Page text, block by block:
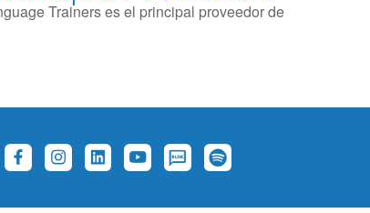
Trainers es el principal proveedor de